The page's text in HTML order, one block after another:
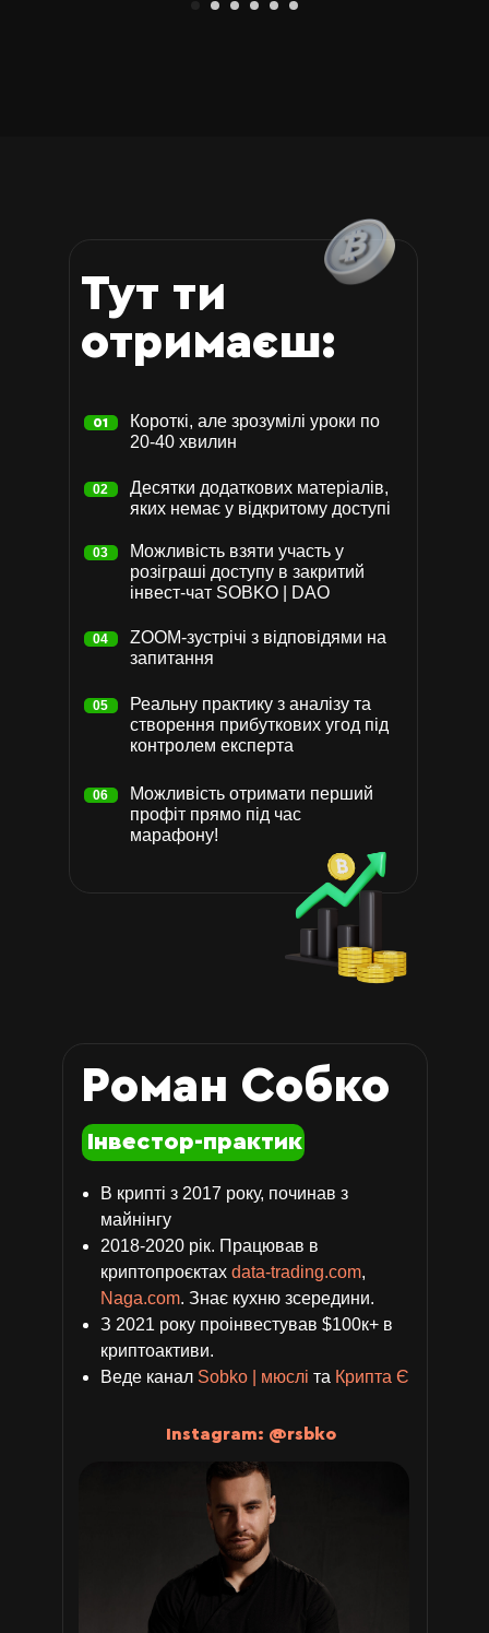
Тут ти
отримаєш:
Короткі, але зрозумілі уроки по
20-40 хвилин
01
Десятки додаткових матеріалів,
яких немає у відкритому доступі
02
Можливість взяти участь у
розіграші доступу в закритий
інвест-чат SOBKO | DAO
03
ZOOM-зустрічі з відповідями на
запитання
04
Реальну практику з аналізу та
створення прибуткових угод під
контролем експерта
05
Можливість отримати перший
профіт прямо під час
марафону!
06
Роман Собко
Інвестор-практик
В крипті з 2017 року, починав з
майнінгу
2018-2020 рік. Працював в
криптопроєктах data-trading.com,
Naga.com. Знає кухню зсередини.
З 2021 року проінвестував $100к+ в
криптоактиви.
Веде канал Sobko | мюслі та Крипта Є
Instagram: @rsbko